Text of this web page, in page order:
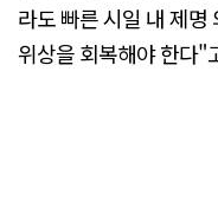
라도 빠른 시일 내 제
위상을 회복해야 한다"